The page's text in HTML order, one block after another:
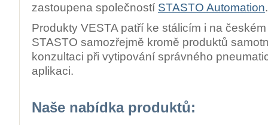
zastoupena společností STASTO Automation.
Produkty VESTA patří ke stálicím i na
STASTO samozřejmě kromě produktů
konzultaci při vytipování správného
aplikaci.
Naše nabídka produktů: